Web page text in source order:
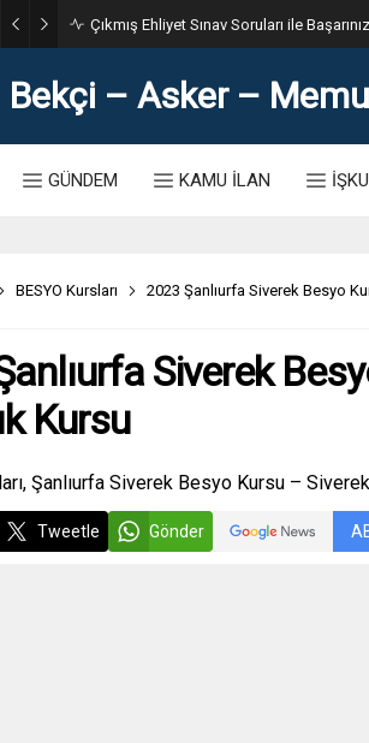
31. Dönem POMEM 7500 Bin Polis Alımı
GÜNDEM KAMU İLAN
BESYO Kursları 2023 Şanlıurfa Siverek Besyo
Siverek
Kursu
Şanlıurfa Siverek Besyo Kursu –
Tweetle Gönder